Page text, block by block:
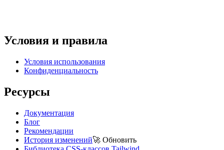
Условия и правила
Условия использования
Конфиденциальность
Ресурсы
Документация
Блог
Рекомендации
История изменений🚀 Обновить